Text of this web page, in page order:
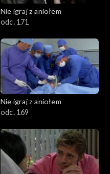
Nie igraj z aniołem
odc. 171
Nie igraj z aniołem
odc. 169